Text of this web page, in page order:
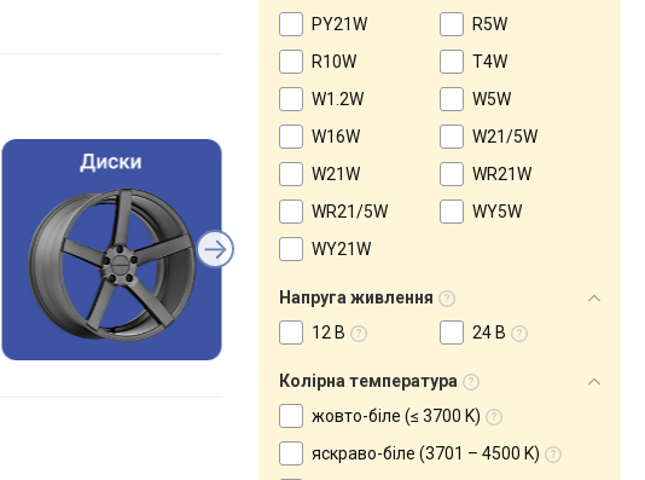
PY21W
R5W
R10W
T4W
W1.2W
W5W
W16W
W21/5W
W21W
WR21W
WR21/5W
WY5W
WY21W
Напруга живлення
12 В
24 В
Колірна температура
жовто-біле (≤ 3700 K)
яскраво-біле (3701 – 4500 K)